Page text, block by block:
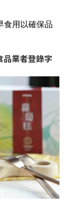
食用以確保品
品業者登錄字